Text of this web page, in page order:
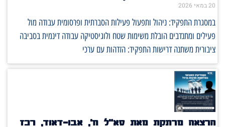
20 במאי 2026
במסגרת התפקיד: ניהול ותפעול פעילות הסברתית ופרסומית עבודה מול
פעילים ומתנדבים הובלת משימות שטח ולוגיסטיקה עבודה דינמית בסביבה
ציבורית משתנה דרישות התפקיד: הזדהות עם ערכי
הרצאה מרתקת מאת סא"ל ח', אבו-דאוד, רכז